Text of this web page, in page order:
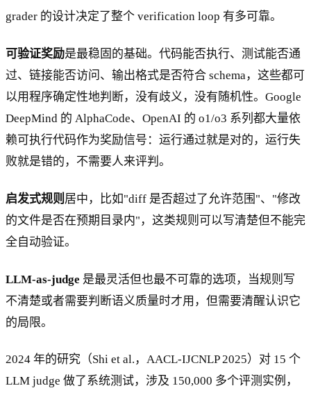
grader 的设计决定了整个 verification loop 有多可靠。
可验证奖励是最稳固的基础。代码能否执行、测试能否通
过、链接能否访问、输出格式是否符合 schema，这些都可
以用程序确定性地判断，没有歧义，没有随机性。Google
DeepMind 的 AlphaCode、OpenAI 的 o1/o3 系列都大量依
赖可执行代码作为奖励信号：运行通过就是对的，运行失
败就是错的，不需要人来评判。
启发式规则 居中，比如"diff 是否超过了允许范围"、"修改
的文件是否在预期目录内"，这类规则可以写清楚但不能完
全自动验证。
LLM-as-judge 是最灵活但也最不可靠的选项，当规则写
不清楚或者需要判断语义质量时才用，但需要清醒认识它
的局限。
2024 年的研究（Shi et al.，AACL-IJCNLP 2025）对 15 个
LLM judge 做了系统测试，涉及 150,000 多个评测实例，